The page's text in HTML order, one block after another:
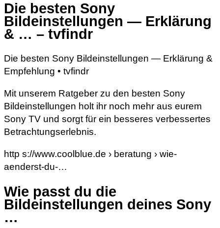
Die besten Sony
Bildeinstellungen — Erklärung
& … – tvfindr
Die besten Sony Bildeinstellungen — Erklärung &
Empfehlung • tvfindr
Mit unserem Ratgeber zu den besten Sony
Bildeinstellungen holt ihr noch mehr aus eurem
Sony TV und sorgt für ein besseres verbessertes
Betrachtungserlebnis.
http s://www.coolblue.de › beratung › wie-
aenderst-du-…
Wie passt du die
Bildeinstellungen deines Sony
…